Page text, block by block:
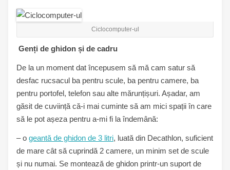
Ciclocomputer-ul
Genți de ghidon și de cadru
De la un moment dat începusem să mă cam satur să
desfac rucsacul ba pentru scule, ba pentru camere, ba
pentru portofel, telefon sau alte mărunțișuri. Așadar, am
găsit de cuviință că-i mai cuminte să am mici spații în care
să le pot așeza pentru a-mi fi la îndemână:
– o geantă de ghidon de 3 litri, luată din Decathlon, suficient
de mare cât să cuprindă 2 camere, un minim set de scule
și nu numai. Se montează de ghidon printr-un suport de